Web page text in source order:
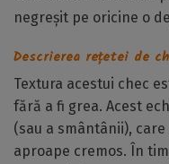
negreșit pe oricine o
Descrierea rețetei de
Textura acestui chec
fără a fi grea. Acest
(sau a smântânii),
aproape cremos. În